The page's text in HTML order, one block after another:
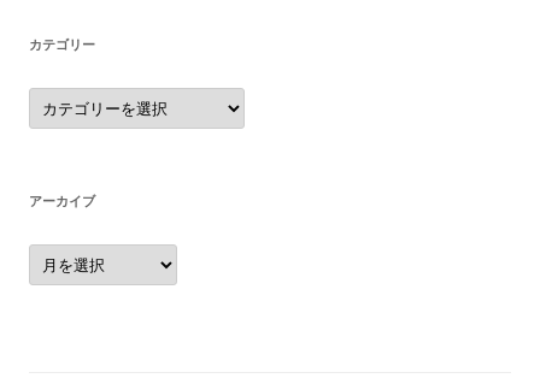
カテゴリー
カ
テ
ゴ
アーカイブ
ア
ー
カ